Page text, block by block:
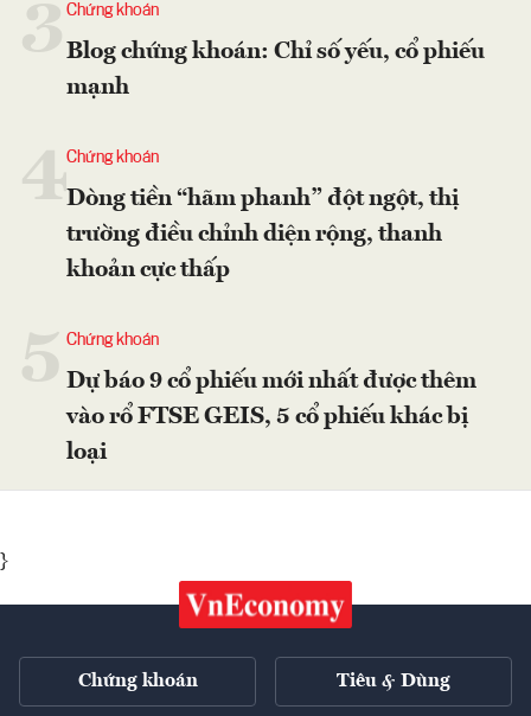
Chứng khoán
Blog chứng khoán: Chỉ số yếu, cổ phiếu
mạnh
4Chứng khoán
Dòng tiền “hãm phanh” đột ngột, thị
trường điều chỉnh diện rộng, thanh
khoản cực thấp
Chứng khoán
Dự báo 9 cổ phiếu mới nhất được thêm
vào rổ FTSE GEIS, 5 cổ phiếu khác bị
loại
}
Chứng khoán Tiêu & Dùng